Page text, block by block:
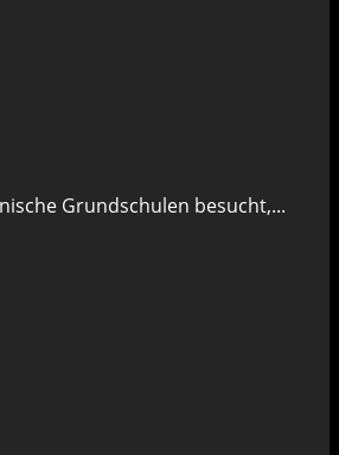
Grundschulen besucht,...